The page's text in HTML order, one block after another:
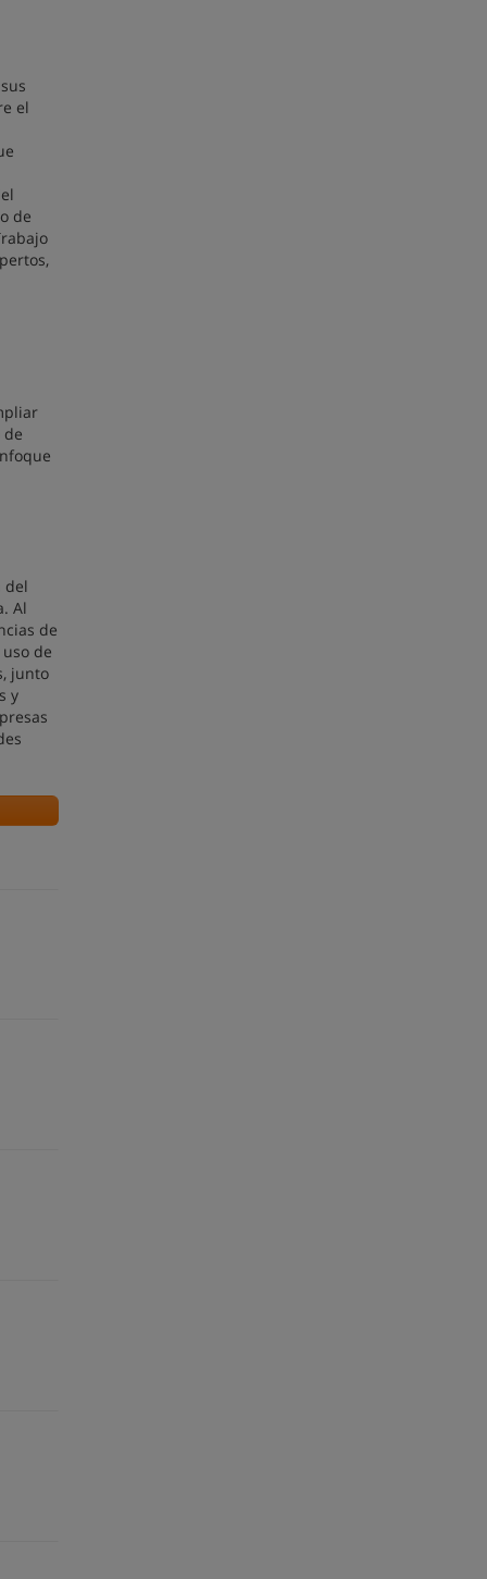
el
de
del
Al
de
de
junto
y